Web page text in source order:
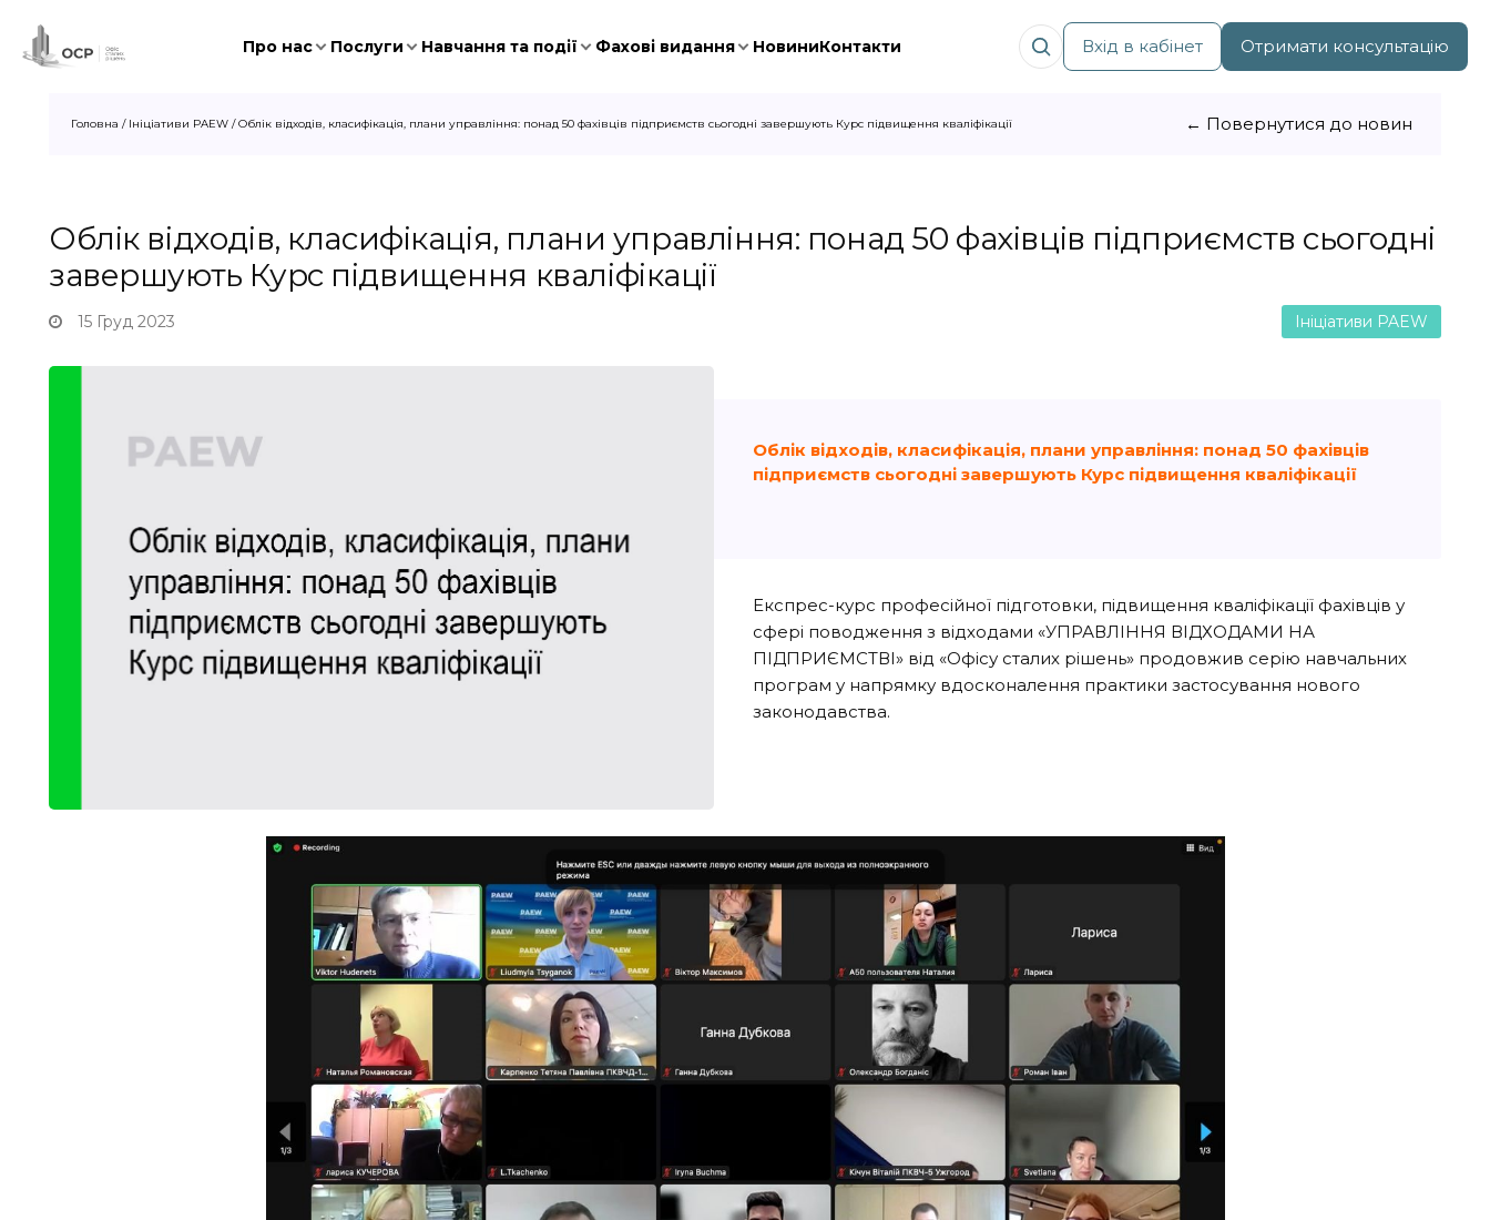
Про нас Послуги Навчання та події Фахові видання НовиниКонтакти Вхід в кабінет Отримати консультацію
Головна / Ініціативи PAEW /Облік відходів, класифікація, плани управління: понад 50 фахівців підприємств сьогодні завершують Курс підвищення кваліфікації ← Повернутися до новин
15 Груд 2023 Ініціативи PAEW
Облік відходів, класифікація, плани управління: понад 50 фахівців підприємств сьогодні
завершують Курс підвищення кваліфікації
Облік відходів, класифікація, плани управління: понад 50 фахівців
підприємств сьогодні завершують Курс підвищення кваліфікації
Експрес-курс професійної підготовки, підвищення кваліфікації фахівців у
сфері поводження з відходами «УПРАВЛІННЯ ВІДХОДАМИ НА
ПІДПРИЄМСТВІ» від «Офісу сталих рішень» продовжив серію навчальних
програм у напрямку вдосконалення практики застосування нового
законодавства.